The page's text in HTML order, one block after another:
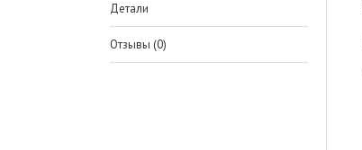
Детали
Отзывы (0)